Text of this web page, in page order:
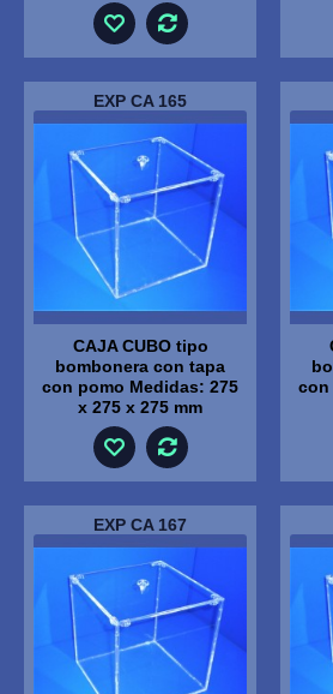
EXP CA 165
CAJA CUBO tipo
bombonera con tapa
con pomo Medidas: 275
x 275 x 275 mm
con
EXP CA 167